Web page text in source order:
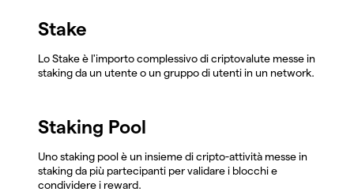
Stake
Lo Stake è l'importo complessivo di criptovalute messe in
staking da un utente o un gruppo di utenti in un network.
Staking Pool
Uno staking pool è un insieme di cripto-attività messe in
staking da più partecipanti per validare i blocchi e
condividere i reward.